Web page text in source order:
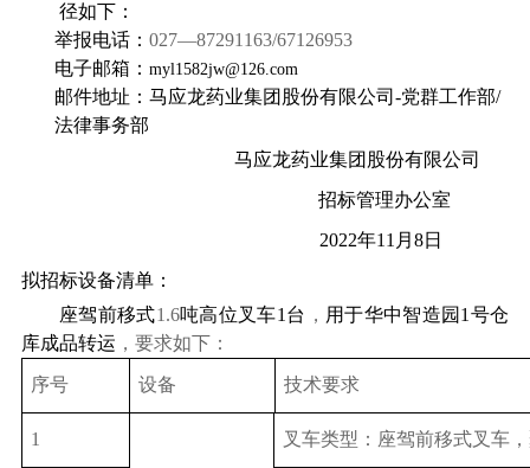
径如下：
举报电话： 027—87291163/67126953
电子邮箱： myl1582jw@126.com
邮件地址：马应龙药业集团股份有限公司 -党群工作部/
法律事务部
马应龙药业集团股份有限公司
招标管理办公室
2022年11 月8日
拟招标设备清单：
座驾前移式1.6吨高位叉车1 台 ， 用于华中智造园 1 号仓
库成品转运 ，要求如下：
序号 设备 技术要求
1 叉车类型：座驾前移式叉车